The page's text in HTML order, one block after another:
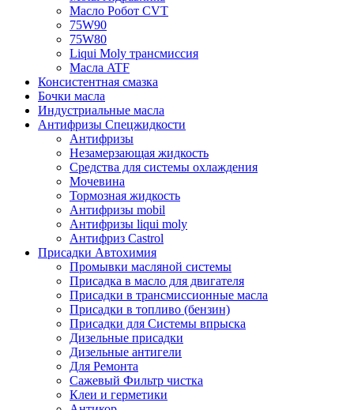
Масло Робот CVT
75W90
75W80
Liqui Moly трансмиссия
Масла ATF
Консистентная смазка
Бочки масла
Индустриальные масла
Антифризы Спецжидкости
Антифризы
Незамерзающая жидкость
Средства для системы охлаждения
Мочевина
Тормозная жидкость
Антифризы mobil
Антифризы liqui moly
Антифриз Castrol
Присадки Автохимия
Промывки масляной системы
Присадка в масло для двигателя
Присадки в трансмиссионные масла
Присадки в топливо (бензин)
Присадки для Системы впрыска
Дизельные присадки
Дизельные антигели
Для Ремонта
Сажевый Фильтр чистка
Клеи и герметики